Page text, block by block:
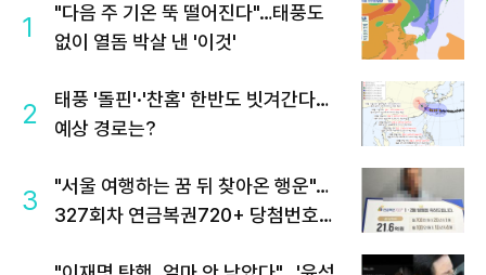
1
"다음 주 기온 뚝 떨어진다"…태풍도
없이 열돔 박살 낸 '이것'
2
태풍 '돌핀'·'찬홈' 한반도 빗겨간다…
예상 경로는?
3
"서울 여행하는 꿈 뒤 찾아온 행운"…
327회차 연금복권720+ 당첨번호조